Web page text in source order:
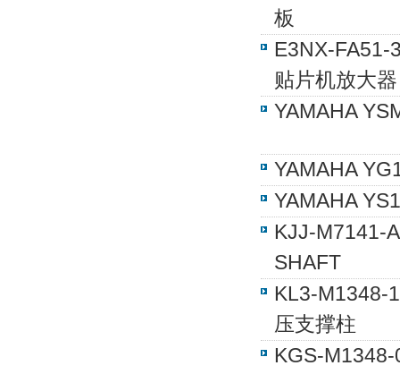
板
E3NX-FA51-
贴片机放大器
YAMAHA
YAMAHA
YAMAHA
KJJ-M7141-
SHAFT
KL3-M1348-
压支撑柱
KGS-